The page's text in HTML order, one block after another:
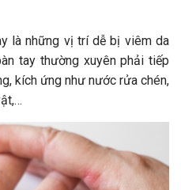
là những vị trí dễ bị viêm da
tay thường xuyên phải tiếp
kích ứng như nước rửa chén,